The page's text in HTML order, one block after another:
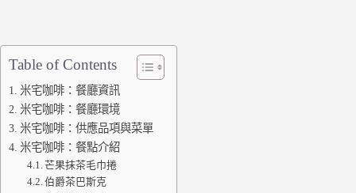
Table of Contents
米宅咖啡：餐廳資訊
米宅咖啡：餐廳環境
米宅咖啡：供應品項與菜單
米宅咖啡：餐點介紹
芒果抹茶毛巾捲
伯爵茶巴斯克